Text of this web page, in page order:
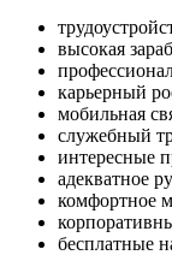
высокая
карьерный
мобильная
служебный
интересные
адекватное
комфортное
бесплатные